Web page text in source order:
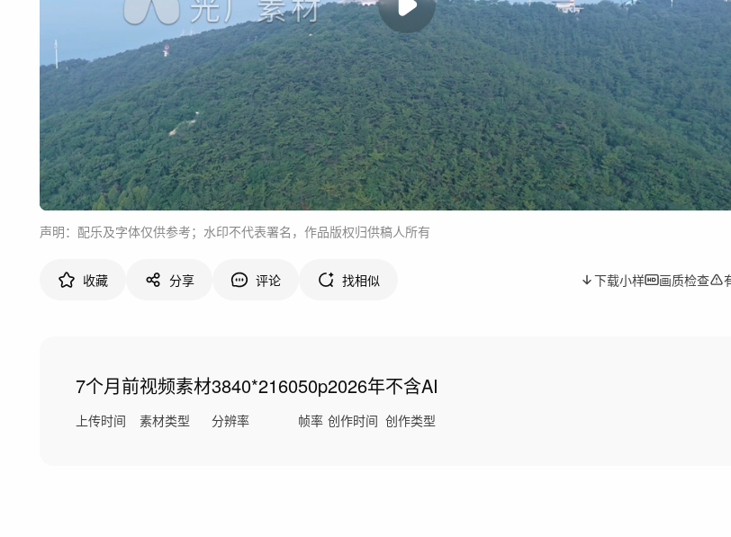
声明：配乐及字体仅供参考；水印不代表署名，作品版权归供稿人所有
收藏 分享 评论 找相似 下载小样 画质检查
7个月前
上传时间
视频素材
素材类型
3840*2160
分辨率
50p
帧率
2026年
创作时间
不含AI
创作类型